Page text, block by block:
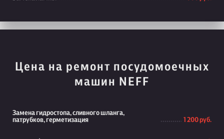
Цена на ремонт посудомоечных
машин NEFF
Замена гидростопа, сливного шланга,
патрубков, герметизация
1 200 руб.